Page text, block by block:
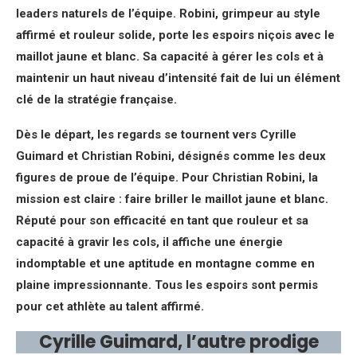
leaders naturels de l’équipe. Robini, grimpeur au style
affirmé et rouleur solide, porte les espoirs niçois avec le
maillot jaune et blanc. Sa capacité à gérer les cols et à
maintenir un haut niveau d’intensité fait de lui un élément
clé de la stratégie française.
Dès le départ, les regards se tournent vers Cyrille
Guimard et Christian Robini, désignés comme les deux
figures de proue de l’équipe. Pour Christian Robini, la
mission est claire : faire briller le maillot jaune et blanc.
Réputé pour son efficacité en tant que rouleur et sa
capacité à gravir les cols, il affiche une énergie
indomptable et une aptitude en montagne comme en
plaine impressionnante. Tous les espoirs sont permis
pour cet athlète au talent affirmé.
Cyrille Guimard, l’autre prodige